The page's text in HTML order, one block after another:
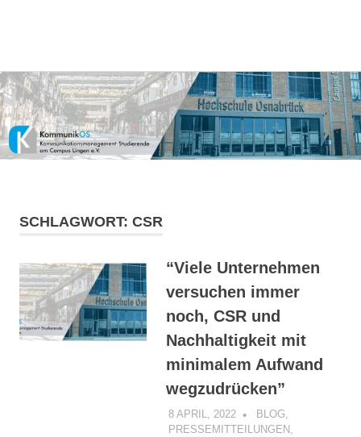
Zum
Inhalt
springen
am
Campus
Lingen
e.V.
SCHLAGWORT: CSR
“Viele Unternehmen
versuchen immer
noch, CSR und
Nachhaltigkeit mit
minimalem Aufwand
wegzudrücken”
8 APRIL, 2022 KOMMUNIKOS
BLOG
PRESSEMITTEILUNGEN,